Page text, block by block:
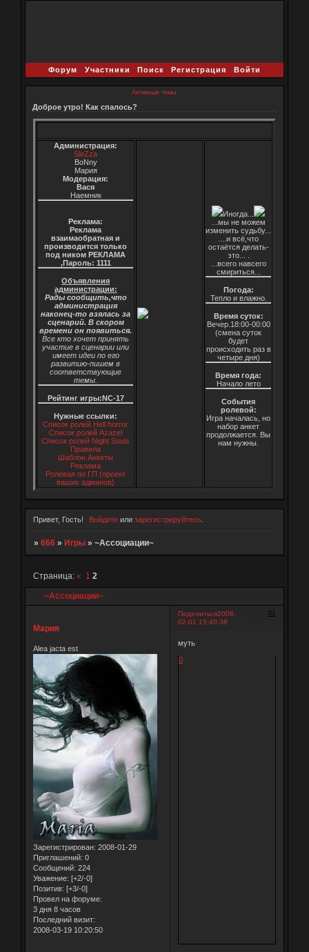
Форум Участники Поиск Регистрация Войти
Активные темы
Доброе утро! Как спалось?
Администрация:
SleZza
BoNny
Мария
Модерация:
Вася
Наемник
Реклама:
Реклама
взаимаобратная и
производится только
под ником РЕКЛАМА
,Пароль: 1111
Объявления
администрации:
Рады сообщить,что
администрация
наконец-то взялась за
сценарий. В скором
времени он появиться.
Все кто хочет принять
участие в сценарии или
имеет идеи по его
развитию-пишем в
соответствующие
темы.
Рейтинг игры:NC-17
Нужные ссылки:
Список ролей Hell horror
Список ролей Azazel
Список ролей Night Souls
Правила
Шаблон Анкеты
Реклама
Ролевая по ГП (проект
ваших админов)
Иногда...
...мы не можем
изменить судьбу...
....и всё,что
остаётся делать-
это... .
...всего навсего
смириться...
Погода:
Тепло и влажно.
Время суток:
Вечер.18:00-00:00
(смена суток
будет
происходить раз в
четыре дня)
Время года:
Начало лето
События
ролевой:
Игра началась, но
набор анкет
продолжается. Вы
нам нужны.
Привет, Гость! Войдите илизарегистрируйтесь
» 666 » Игры » ~Ассоциации~
~Ассоциации~
Страница: « 1 2
Поделиться 31
2008-
02-01 15:40:38
Мария
Alea jacta est
Зарегистрирован: 2008-01-29
Приглашений: 0
Сообщений: 224
Уважение: [+2/-0]
Позитив: [+3/-0]
Провел на форуме:
3 дня 8 часов
Последний визит:
2008-03-19 10:20:50
муть
0